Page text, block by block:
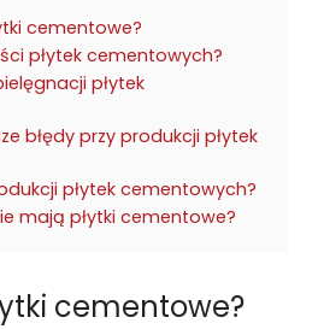
cementowe?
płytek cementowych?
płytek
błędy przy produkcji płytek
płytek cementowych?
mają płytki cementowe?
cementowe?